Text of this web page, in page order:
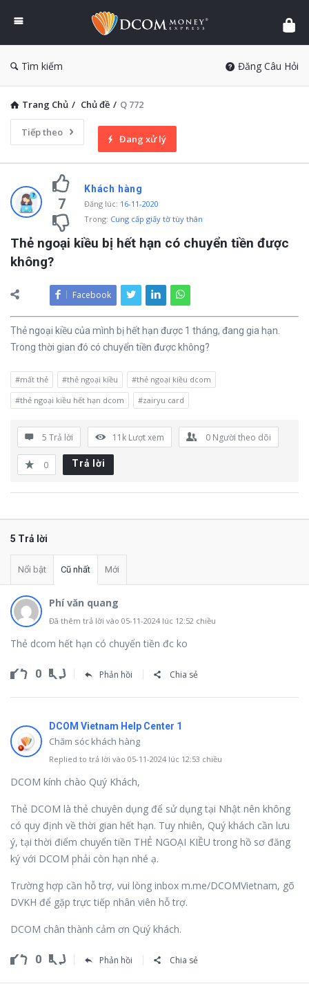
DCOM
Money
Express
Tìm kiếm Đăng Câu Hỏi
Trang Chủ / Chủ đề / Q 772
Tiếp theo
Đang xử lý
7
Khách hàng
Đăng lúc: 16-11-2020
Trong: Cung cấp giấy tờ tùy thân
Thẻ ngoại kiều bị hết hạn có chuyển tiền được
không?
Facebook
Thẻ ngoại kiều của mình bị hết hạn được 1 tháng, đang gia hạn.
Trong thời gian đó có chuyển tiền được không?
#mất thẻ #thẻ ngoại kiều
#thẻ ngoại kiều dcom
#thẻ ngoại kiều hết hạn dcom
#zairyu card
5 Trả lời 11k Lượt xem 0 Người theo dõi
0 Trả lời
5 Trả lời
Nổi bật Cũ nhất Mới
Phí văn quang
Đã thêm trả lời vào 05-11-2024 lúc 12:52 chiều
Thẻ dcom hết hạn có chuyển tiền đc ko
0 Phản hồi Chia sẻ
DCOM Vietnam Help Center 1
Chăm sóc khách hàng
Replied to trả lời vào 05-11-2024 lúc 12:53 chiều
DCOM kính chào Quý Khách,
Thẻ DCOM là thẻ chuyên dụng để sử dụng tại Nhật nên không
có quy định về thời gian hết hạn. Tuy nhiên, Quý khách cần lưu
ý, tại thời điểm chuyển tiền THẺ NGOẠI KIỀU trong hồ sơ đăng
ký với DCOM phải còn hạn nhé ạ.
Trường hợp cần hỗ trợ, vui lòng inbox m.me/DCOMVietnam, gõ
DVKH để gặp trực tiếp nhân viên hỗ trợ.
DCOM chân thành cảm ơn Quý khách.
0 Phản hồi Chia sẻ